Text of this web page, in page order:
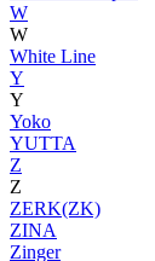
W
W
White Line
Y
Y
Yoko
YUTTA
Z
Z
ZERK(ZK)
ZINA
Zinger